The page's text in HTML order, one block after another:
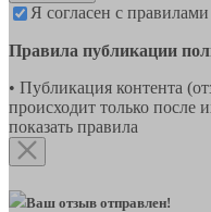
Я согласен с
Правила публикации
• Публикация контента
происходит только после
показать правила
Ваш отзыв отправлен!